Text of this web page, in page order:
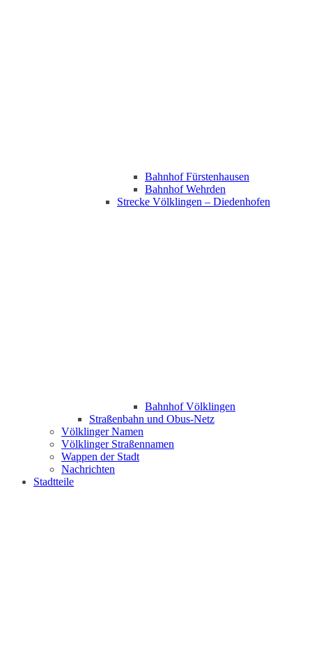
Bahnhof Fürstenhausen
Bahnhof Wehrden
Strecke Völklingen – Diedenhofen
Bahnhof Völklingen
Straßenbahn und Obus-Netz
Völklinger Namen
Völklinger Straßennamen
Wappen der Stadt
Nachrichten
Stadtteile